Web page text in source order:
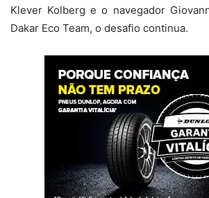
Klever Kolberg e o navegador
Dakar Eco Team, o desafio continua.